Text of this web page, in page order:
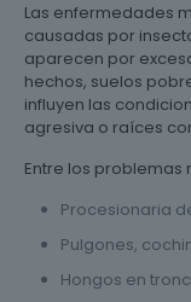
Las enfermedades
causadas por
aparecen por
hechos, suelos
influyen las
agresiva o raíces
Entre los
Procesionaria
Pulgones,
Hongos en